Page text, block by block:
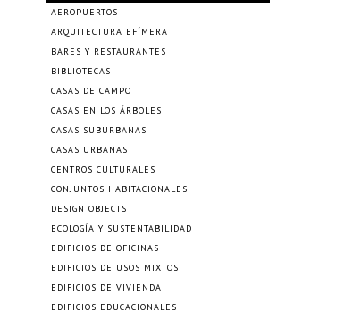
AEROPUERTOS
ARQUITECTURA EFÍMERA
BARES Y RESTAURANTES
BIBLIOTECAS
CASAS DE CAMPO
CASAS EN LOS ÁRBOLES
CASAS SUBURBANAS
CASAS URBANAS
CENTROS CULTURALES
CONJUNTOS HABITACIONALES
DESIGN OBJECTS
ECOLOGÍA Y SUSTENTABILIDAD
EDIFICIOS DE OFICINAS
EDIFICIOS DE USOS MIXTOS
EDIFICIOS DE VIVIENDA
EDIFICIOS EDUCACIONALES